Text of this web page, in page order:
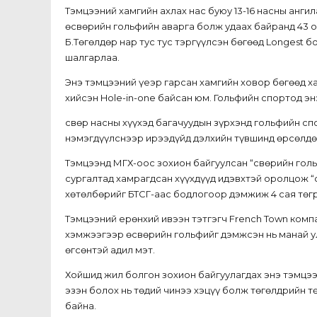
Тэмцээний хамгийн ахлах нас буюу 13-16 насны
өсвөрийн гольфийн аварга болж удаах байранд 43
Б.Төгөлдөр нар тус тус тэргүүлсэн бөгөөд Longest
шалгарлаа.
Энэ тэмцээний үеэр гарсан хамгийн ховор бөгөөд
хийсэн Hole-in-one байсан юм. Гольфийн спортод
Өсвөр насны хүүхэд багачуудын зүрхэнд гольфийн
нэмэгдүүлснээр ирээдүйд дэлхийн түвшинд
Тэмцээнд МГХ-оос зохион байгуулсан “Өсвөрийн
сургалтад хамрагдсан хүүхдүүд идэвхтэй оролцож
хөтөлбөрийг БТСГ-аас бодлогоор дэмжиж 4 сая
Тэмцээний ерөнхий ивээн тэтгэгч French Town
хэмжээгээр өсвөрийн гольфийг дэмжсэн нь манай
өгсөнтэй адил мэт.
Хойшид жил болгон зохион байгуулагдах энэ
эзэн болох нь төдий чинээ хэцүү болж төгөлдрийн
байна.